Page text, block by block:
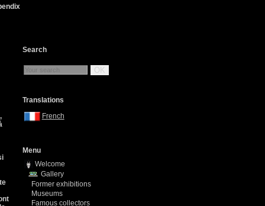
Search
OK
Translations
French
Menu
Welcome
Gallery
Former exhibitions
Museums
Famous collectors